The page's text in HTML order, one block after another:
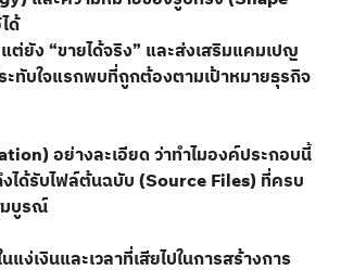
ด้
ยัง “ขายได้จริง” และส่งเสริมแคมเปญ
ะทับใจแรกพบที่ถูกต้องตามเป้าหมายธุรกิจ
อย่างละเอียด ว่าทำไมองค์ประกอบนี้
ได้รับไฟล์ต้นฉบับ (Source Files) ที่ครบ
มบูรณ์
ง่เงินและเวลาที่เสียไปในการสร้างการ